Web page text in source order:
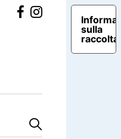
sulla
raccolta